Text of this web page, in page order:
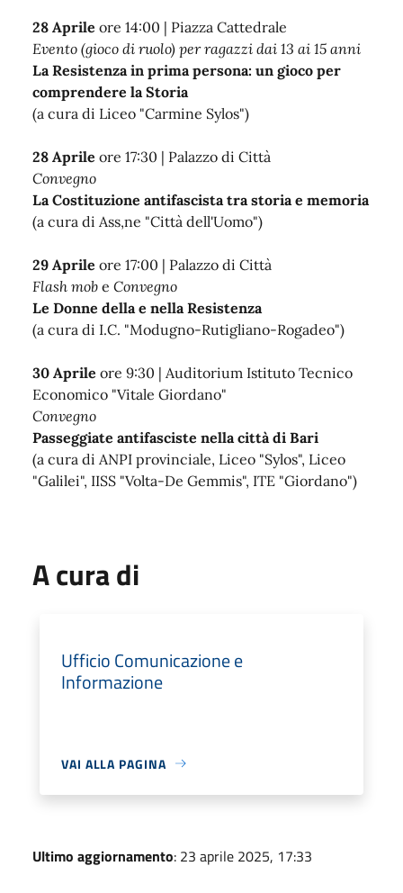
28 Aprile ore 14:00 | Piazza Cattedrale
Evento (gioco di ruolo) per ragazzi dai 13 ai 15 anni
La Resistenza in prima persona: un gioco per
comprendere la Storia
(a cura di Liceo "Carmine Sylos")
28 Aprile ore 17:30 | Palazzo di Città
Convegno
La Costituzione antifascista tra storia e memoria
(a cura di Ass,ne "Città dell'Uomo")
29 Aprile ore 17:00 | Palazzo di Città
Flash mob e Convegno
Le Donne della e nella Resistenza
(a cura di I.C. "Modugno-Rutigliano-Rogadeo")
30 Aprile ore 9:30 | Auditorium Istituto Tecnico
Economico "Vitale Giordano"
Convegno
Passeggiate antifasciste nella città di Bari
(a cura di ANPI provinciale, Liceo "Sylos", Liceo
"Galilei", IISS "Volta-De Gemmis", ITE "Giordano")
A cura di
Ufficio Comunicazione e
Informazione
VAI ALLA PAGINA
Ultimo aggiornamento: 23 aprile 2025, 17:33